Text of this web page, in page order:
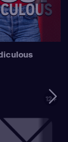
12+